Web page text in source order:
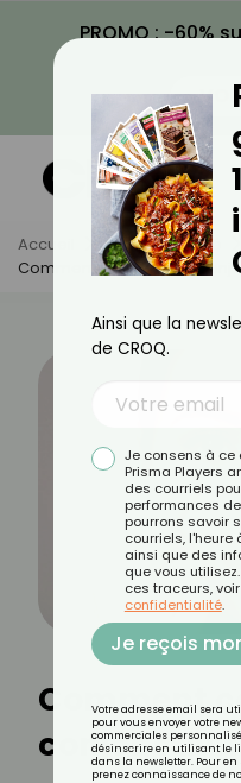
PROMO : -60%
Accueil Actus
Santé
Comment Calmer Une
Comment
Ainsi que la
de CROQ.
Je consens à ce
Prisma Players
des courriels
performances
pourrons savoir
courriels,
ainsi que des
que vous
ces traceurs,
confidentialité.
Je reçois
Votre adresse email sera
pour vous envoyer votre
commerciales
désinscrire en utilisant le
dans la newsletter. Pour en
prenez connaissance de